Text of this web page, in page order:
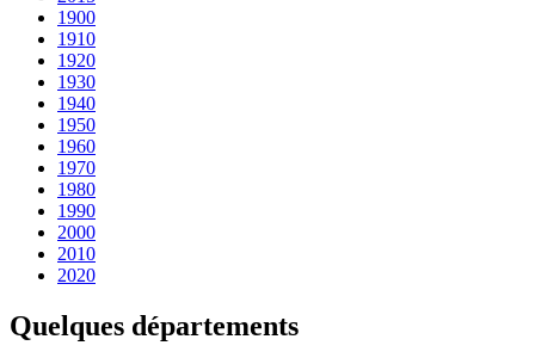
1900
1910
1920
1930
1940
1950
1960
1970
1980
1990
2000
2010
2020
Quelques départements